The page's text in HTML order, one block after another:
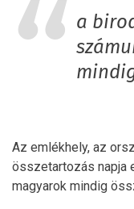
a
Az emlékhely, az
összetartozás napja
magyarok mindig